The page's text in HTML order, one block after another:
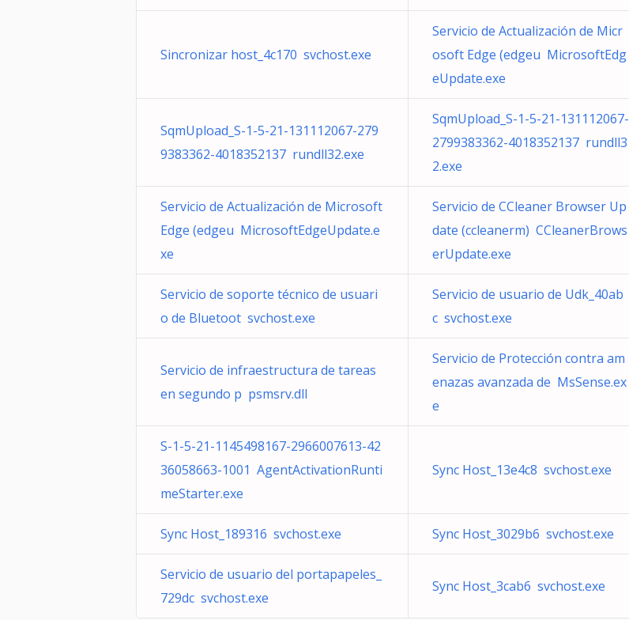
Sincronizar host_4c170 svchost.exe
Servicio de Actualización de Micr
osoft Edge (edgeu MicrosoftEdg
eUpdate.exe
SqmUpload_S-1-5-21-131112067-279
9383362-4018352137 rundll32.exe
SqmUpload_S-1-5-21-131112067-
2799383362-4018352137 rundll3
2.exe
Servicio de Actualización de Microsoft
Edge (edgeu MicrosoftEdgeUpdate.e
xe
Servicio de CCleaner Browser Up
date (ccleanerm) CCleanerBrows
erUpdate.exe
Servicio de soporte técnico de usuari
o de Bluetoot svchost.exe
Servicio de usuario de Udk_40ab
c svchost.exe
Servicio de infraestructura de tareas
en segundo p psmsrv.dll
Servicio de Protección contra am
enazas avanzada de MsSense.ex
e
S-1-5-21-1145498167-2966007613-42
36058663-1001 AgentActivationRunti
meStarter.exe
Sync Host_13e4c8 svchost.exe
Sync Host_189316 svchost.exe Sync Host_3029b6 svchost.exe
Servicio de usuario del portapapeles_
729dc svchost.exe
Sync Host_3cab6 svchost.exe